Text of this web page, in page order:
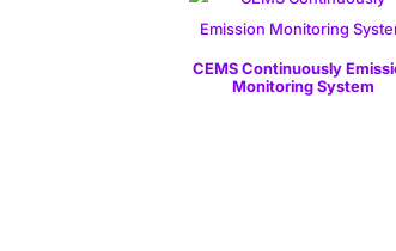
CEMS Continuously
Monitoring System